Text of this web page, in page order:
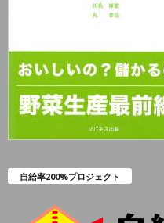
自給率200%プロジェクト